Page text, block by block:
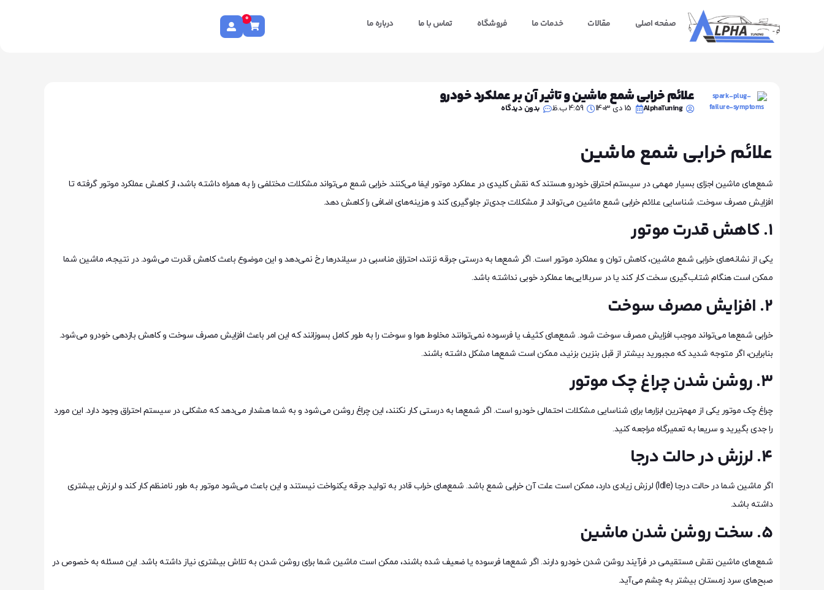
صفحه اصلی مقالات خدمات ما فروشگاه تماس با ما درباره ما 0
علائم خرابی شمع ماشین و تاثیر آن بر عملکرد خودرو
AlphaTuning 15 دی 1403 4:59 ب.ظ بدون دیدگاه
علائم خرابی شمع ماشین
شمع‌های ماشین اجزای بسیار مهمی در سیستم احتراق خودرو هستند که نقش کلیدی در عملکرد موتور ایفا می‌کنند. خرابی شمع می‌تواند مشکلات مختلفی را به همراه داشته باشد، از کاهش عملکرد موتور گرفته تا
افزایش مصرف سوخت. شناسایی علائم خرابی شمع ماشین می‌تواند از مشکلات جدی‌تر جلوگیری کند و هزینه‌های اضافی را کاهش دهد.
1. کاهش قدرت موتور
یکی از نشانه‌های خرابی شمع ماشین، کاهش توان و عملکرد موتور است. اگر شمع‌ها به درستی جرقه نزنند، احتراق مناسبی در سیلندرها رخ نمی‌دهد و این موضوع باعث کاهش قدرت می‌شود. در نتیجه، ماشین شما
ممکن است هنگام شتاب‌گیری سخت کار کند یا در سربالایی‌ها عملکرد خوبی نداشته باشد.
2. افزایش مصرف سوخت
خرابی شمع‌ها می‌تواند موجب افزایش مصرف سوخت شود. شمع‌های کثیف یا فرسوده نمی‌توانند مخلوط هوا و سوخت را به طور کامل بسوزانند که این امر باعث افزایش مصرف سوخت و کاهش بازدهی خودرو می‌شود.
بنابراین، اگر متوجه شدید که مجبورید بیشتر از قبل بنزین بزنید، ممکن است شمع‌ها مشکل داشته باشند.
3. روشن شدن چراغ چک موتور
چراغ چک موتور یکی از مهم‌ترین ابزارها برای شناسایی مشکلات احتمالی خودرو است. اگر شمع‌ها به درستی کار نکنند، این چراغ روشن می‌شود و به شما هشدار می‌دهد که مشکلی در سیستم احتراق وجود دارد. این مورد
را جدی بگیرید و سریعا به تعمیرگاه مراجعه کنید.
4. لرزش در حالت درجا
اگر ماشین شما در حالت درجا (Idle) لرزش زیادی دارد، ممکن است علت آن خرابی شمع باشد. شمع‌های خراب قادر به تولید جرقه یکنواخت نیستند و این باعث می‌شود موتور به طور نامنظم کار کند و لرزش بیشتری
داشته باشد.
5. سخت روشن شدن ماشین
شمع‌های ماشین نقش مستقیمی در فرآیند روشن شدن خودرو دارند. اگر شمع‌ها فرسوده یا ضعیف شده باشند، ممکن است ماشین شما برای روشن شدن به تلاش بیشتری نیاز داشته باشد. این مسئله به خصوص در
صبح‌های سرد زمستان بیشتر به چشم می‌آید.